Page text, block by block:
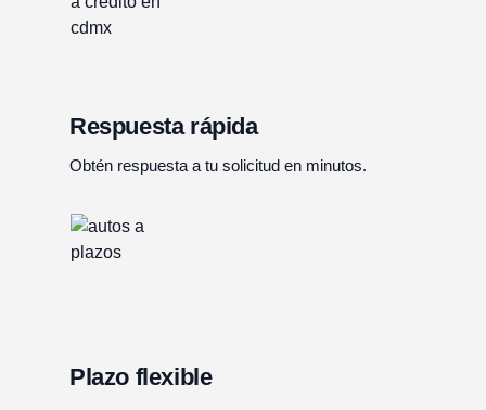
Respuesta rápida
Obtén respuesta a tu solicitud en minutos.
Plazo flexible